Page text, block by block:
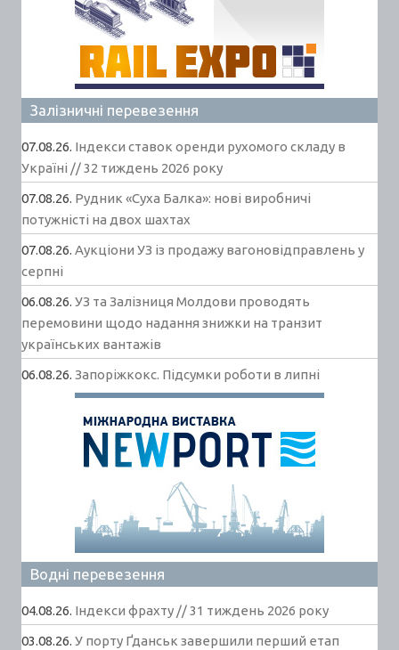
Залізничні перевезення
07.08.26. Індекси ставок оренди рухомого складу в
Україні // 32 тиждень 2026 року
07.08.26. Рудник «Суха Балка»: нові виробничі
потужністі на двох шахтах
07.08.26. Аукціони УЗ із продажу вагоновідправлень у
серпні
06.08.26. УЗ та Залізниця Молдови проводять
перемовини щодо надання знижки на транзит
українських вантажів
06.08.26. Запоріжкокс. Підсумки роботи в липні
Водні перевезення
04.08.26. Індекси фрахту // 31 тиждень 2026 року
03.08.26. У порту Ґданськ завершили перший етап